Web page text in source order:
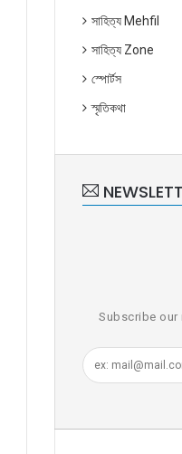
সাহিত্য Mehfil
সাহিত্য Zone
স্পোর্টস
স্মৃতিকথা
Subscribe our